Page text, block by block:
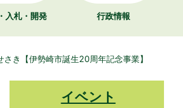
入札・開発 行政情報
き【伊勢崎市誕生20周年記念事業】
イベント